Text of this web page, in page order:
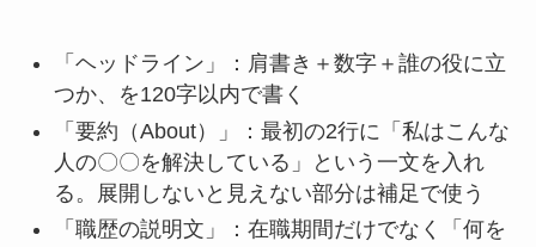
「ヘッドライン」：肩書き＋数字＋誰の役に立
つか、を120字以内で書く
「要約（About）」：最初の2行に「私はこんな
人の〇〇を解決している」という一文を入れ
る。展開しないと見えない部分は補足で使う
「職歴の説明文」：在職期間だけでなく「何を